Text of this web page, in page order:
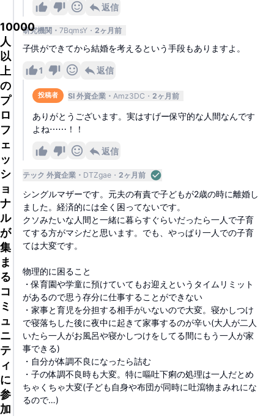
10000
人
以
上
の
プ
ロ
フ
ェ
ッ
シ
ョ
ナ
ル
が
集
ま
る
コ
ミ
ュ
ニ
テ
ィ
に
参
加
返信
研究機関 7BqmsY 2ヶ月前
子供ができてから結婚を考えるという手段もありますよ。
1 返信
投稿者 SI 外資企業 Amz3DC 2ヶ月前
ありがとうございます。実はすげー保守的な人間なんです
よね⋯⋯！！
返信
テック 外資企業 DTZgae 2ヶ月前
シングルマザーです。元夫の有責で子どもが2歳の時に離婚し
ました。経済的には全く困ってないです。
クソみたいな人間と一緒に暮らすぐらいだったら一人で子育
てする方がマシだと思います。でも、やっぱり一人での子育
ては大変です。
物理的に困ること
・保育園や学童に預けていてもお迎えというタイムリミット
があるので思う存分に仕事することができない
・家事と育児を分担する相手がいないので大変。寝かしつけ
で寝落ちした後に夜中に起きて家事するのが辛い(大人が二人
いたら一人がお風呂や寝かしつけをしてる間にもう一人が家
事できる)
・自分が体調不良になったら詰む
・子の体調不良時も大変。特に嘔吐下痢の処理は一人だとめ
ちゃくちゃ大変(子ども自身や布団が同時に吐瀉物まみれにな
るので…)